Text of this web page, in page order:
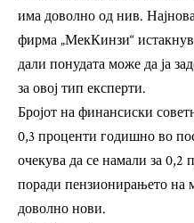
има доволно од нив.
фирма „МекКинзи“
дали понудата може да ја
за овој тип експерти.
Бројот на финансиски
0,3 проценти годишно во
очекува да се намали за
поради пензионирањето на
доволно нови.